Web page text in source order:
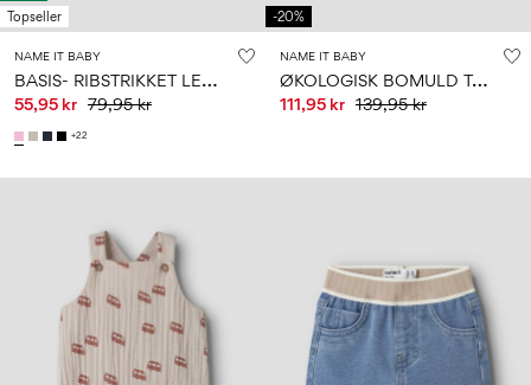
Topseller
NAME IT BABY
B
ASIS- RIBSTRIKKET LEGGINGS
55,95 kr 79,95 kr
+22
-20%
NAME IT BABY
Ø
KOLOGISK BOMULD TOP
111,95 kr 139,95 kr